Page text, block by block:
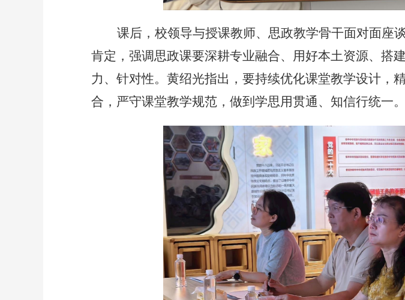
课后，校领导与授课教师、思政教学骨干面对面座
肯定，强调思政课要深耕专业融合、用好本土资源、搭
力、针对性。黄绍光指出，要持续优化课堂教学设计，
合，严守课堂教学规范，做到学思用贯通、知信行统一。